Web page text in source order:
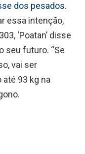
dos pesados.
essa intenção,
‘Poatan’ disse
seu futuro. “Se
vai ser
até 93 kg na